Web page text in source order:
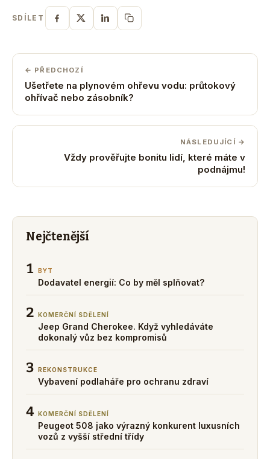
SDÍLET
← PŘEDCHOZÍ
Ušetřete na plynovém ohřevu vodu: průtokový
ohřívač nebo zásobník?
NÁSLEDUJÍCÍ →
Vždy prověřujte bonitu lidí, které máte v
podnájmu!
Nejčtenější
1 BYT
Dodavatel energií: Co by měl splňovat?
2 KOMERČNÍ SDĚLENÍ
Jeep Grand Cherokee. Když vyhledáváte
dokonalý vůz bez kompromisů
3 REKONSTRUKCE
Vybavení podlaháře pro ochranu zdraví
4 KOMERČNÍ SDĚLENÍ
Peugeot 508 jako výrazný konkurent luxusních
vozů z vyšší střední třídy